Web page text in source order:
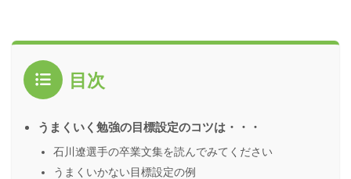
目次
うまくいく勉強の目標設定のコツは・・・
石川遼選手の卒業文集を読んでみてください
うまくいかない目標設定の例